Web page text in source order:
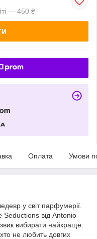
— 450 ₴
Оплата Умови
у світ парфумерії.
Seductions від Antonio
вибирати найкраще.
не любить довгих